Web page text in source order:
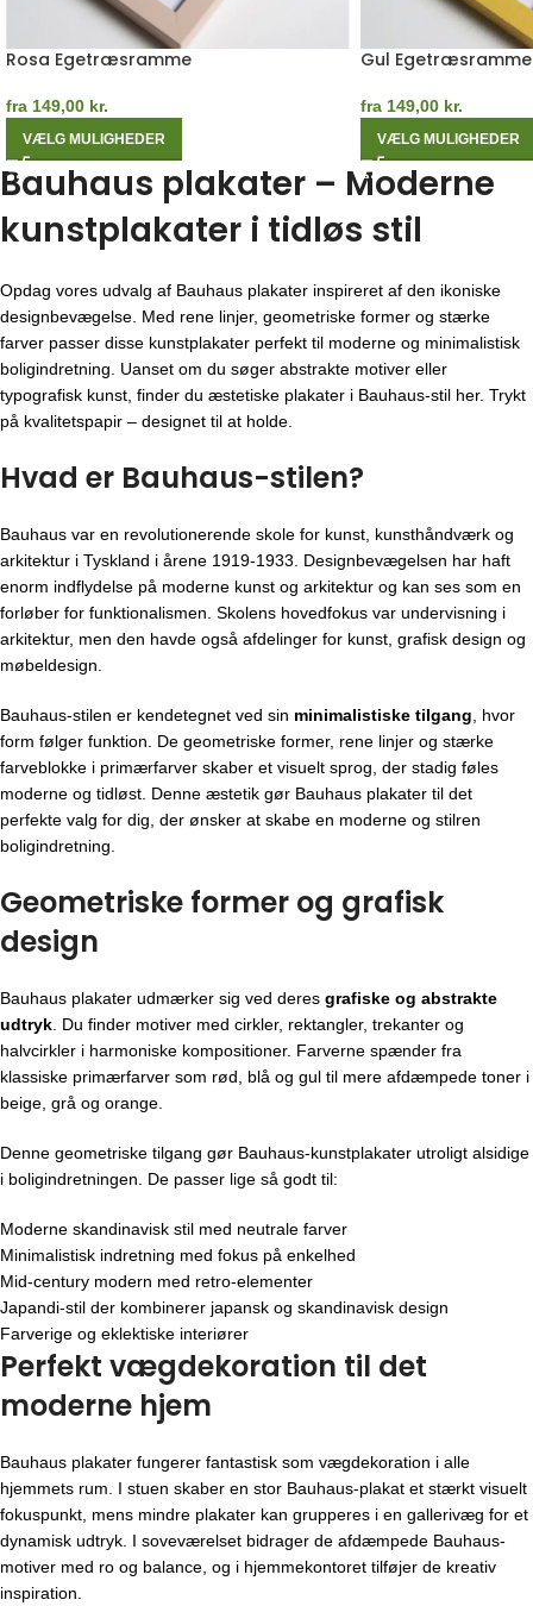
Rosa Egetræsramme
fra 149,00 kr.
VÆLG MULIGHEDER
Gul Egetræsramme
fra 149,00 kr.
VÆLG MULIGHEDER
Bauhaus plakater – Moderne
kunstplakater i tidløs stil
Opdag vores udvalg af Bauhaus plakater inspireret af den ikoniske
designbevægelse. Med rene linjer, geometriske former og stærke
farver passer disse kunstplakater perfekt til moderne og minimalistisk
boligindretning. Uanset om du søger abstrakte motiver eller
typografisk kunst, finder du æstetiske plakater i Bauhaus-stil her. Trykt
på kvalitetspapir – designet til at holde.
Hvad er Bauhaus-stilen?
Bauhaus var en revolutionerende skole for kunst, kunsthåndværk og
arkitektur i Tyskland i årene 1919-1933. Designbevægelsen har haft
enorm indflydelse på moderne kunst og arkitektur og kan ses som en
forløber for funktionalismen. Skolens hovedfokus var undervisning i
arkitektur, men den havde også afdelinger for kunst, grafisk design og
møbeldesign.
Bauhaus-stilen er kendetegnet ved sin minimalistiske tilgang , hvor
form følger funktion. De geometriske former, rene linjer og stærke
farveblokke i primærfarver skaber et visuelt sprog, der stadig føles
moderne og tidløst. Denne æstetik gør Bauhaus plakater til det
perfekte valg for dig, der ønsker at skabe en moderne og stilren
boligindretning.
Geometriske former og grafisk
design
Bauhaus plakater udmærker sig ved deres grafiske og abstrakte
udtryk . Du finder motiver med cirkler, rektangler, trekanter og
halvcirkler i harmoniske kompositioner. Farverne spænder fra
klassiske primærfarver som rød, blå og gul til mere afdæmpede toner i
beige, grå og orange.
Denne geometriske tilgang gør Bauhaus-kunstplakater utroligt alsidige
i boligindretningen. De passer lige så godt til:
Moderne skandinavisk stil med neutrale farver
Minimalistisk indretning med fokus på enkelhed
Mid-century modern med retro-elementer
Japandi-stil der kombinerer japansk og skandinavisk design
Farverige og eklektiske interiører
Perfekt vægdekoration til det
moderne hjem
Bauhaus plakater fungerer fantastisk som vægdekoration i alle
hjemmets rum. I stuen skaber en stor Bauhaus-plakat et stærkt visuelt
fokuspunkt, mens mindre plakater kan grupperes i en gallerivæg for et
dynamisk udtryk. I soveværelset bidrager de afdæmpede Bauhaus-
motiver med ro og balance, og i hjemmekontoret tilføjer de kreativ
inspiration.